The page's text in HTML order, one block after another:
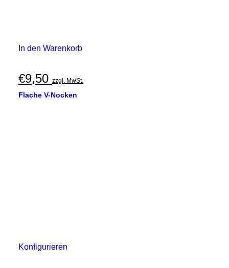
In den Warenkorb
€9,50 zzgl. MwSt.
Flache V-Nocken
Konfigurieren